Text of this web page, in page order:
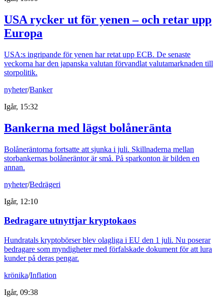
USA rycker ut för yenen – och retar upp
Europa
USA:s ingripande för yenen har retat upp ECB. De senaste
veckorna har den japanska valutan förvandlat valutamarknaden till
storpolitik.
nyheter/Banker
Igår, 15:32
Bankerna med lägst bolåneränta
Bolåneräntorna fortsatte att sjunka i juli. Skillnaderna mellan
storbankernas bolåneräntor är små. På sparkonton är bilden en
annan.
nyheter/Bedrägeri
Igår, 12:10
Bedragare utnyttjar kryptokaos
Hundratals kryptobörser blev olagliga i EU den 1 juli. Nu poserar
bedragare som myndigheter med förfalskade dokument för att lura
kunder på deras pengar.
krönika/Inflation
Igår, 09:38